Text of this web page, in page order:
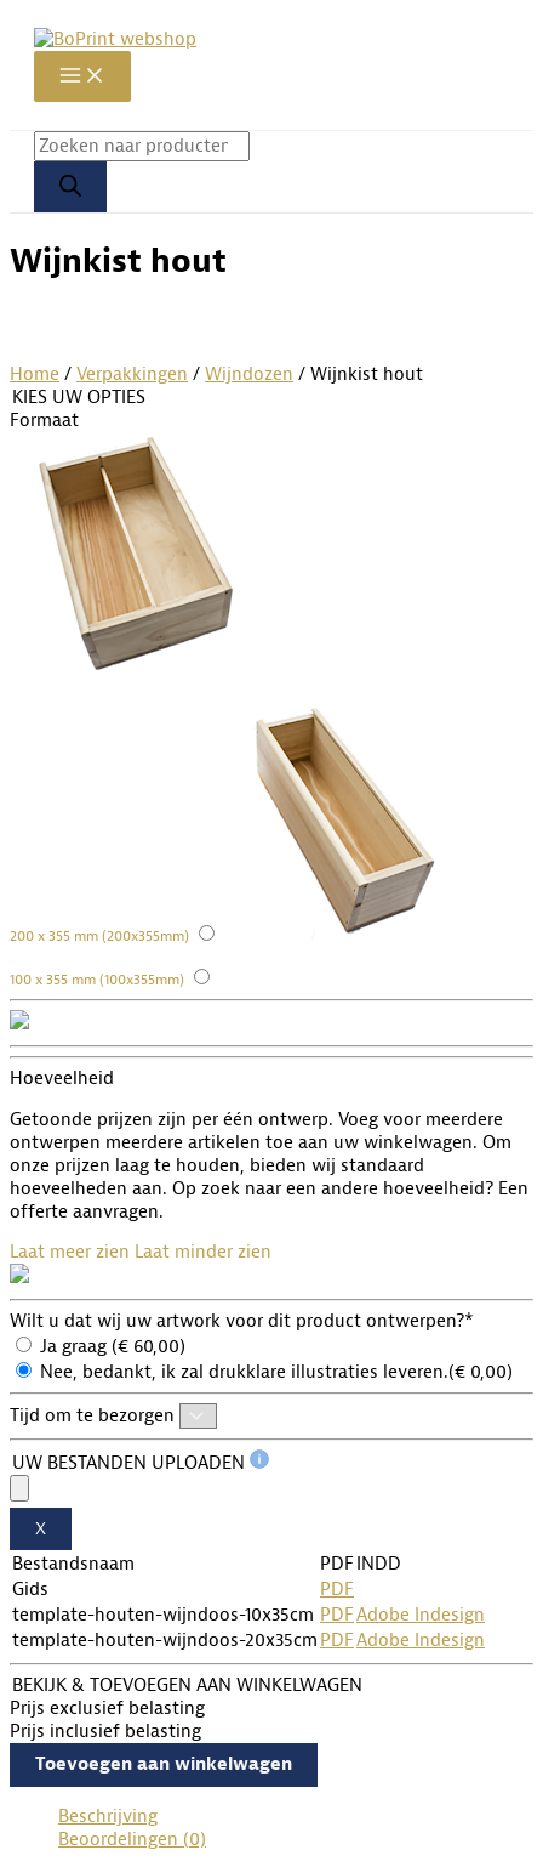
naar
inhoud
Producten
zoeken
Wijnkist hout
Home / Verpakkingen / Wijndozen / Wijnkist hout
KIES UW OPTIES
Formaat
200 x 355 mm (200x355mm)
100 x 355 mm (100x355mm)
Hoeveelheid
Getoonde prijzen zijn per één ontwerp. Voeg voor meerdere
ontwerpen meerdere artikelen toe aan uw winkelwagen. Om
onze prijzen laag te houden, bieden wij standaard
hoeveelheden aan. Op zoek naar een andere hoeveelheid? Een
offerte aanvragen.
Laat meer zien Laat minder zien
Wilt u dat wij uw artwork voor dit product ontwerpen?*
Ja graag (€ 60,00)
Nee, bedankt, ik zal drukklare illustraties leveren.(€ 0,00)
Tijd om te bezorgen
UW BESTANDEN UPLOADEN
X
Bestandsnaam PDFINDD
Gids
PDF
template-houten-wijndoos-10x35cm PDFAdobe Indesign
template-houten-wijndoos-20x35cm PDFAdobe Indesign
BEKIJK & TOEVOEGEN AAN WINKELWAGEN
Prijs exclusief belasting
Prijs inclusief belasting
Toevoegen aan winkelwagen
Beschrijving
Beoordelingen (0)